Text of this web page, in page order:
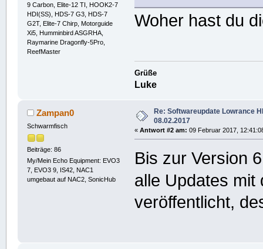
9 Carbon, Elite-12 TI, HOOK2-7
HDI(SS), HDS-7 G3, HDS-7
G2T, Elite-7 Chirp, Motorguide
Xi5, Humminbird ASGRHA,
Raymarine Dragonfly-5Pro,
ReefMaster
Woher hast du
Grüße
Luke
Zampan0
Schwarmfisch
Beiträge: 86
My/Mein Echo Equipment: EVO3
7, EVO3 9, IS42, NAC1
umgebaut auf NAC2, SonicHub
Re: Softwareupdate Lowrance
08.02.2017
«Antwort #2 am: 09 Februar 2017,
Bis zur Version
alle Updates
veröffentlicht,